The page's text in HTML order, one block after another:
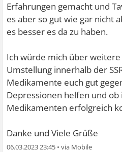
Erfahrungen gemacht und
es aber so gut wie gar nicht
es besser es da zu haben.
Ich würde mich über
Umstellung innerhalb der
Medikamente euch gut
Depressionen helfen und ob
Medikamenten erfolgreich
Danke und Viele Grüße
06.03.2023 23:45 •